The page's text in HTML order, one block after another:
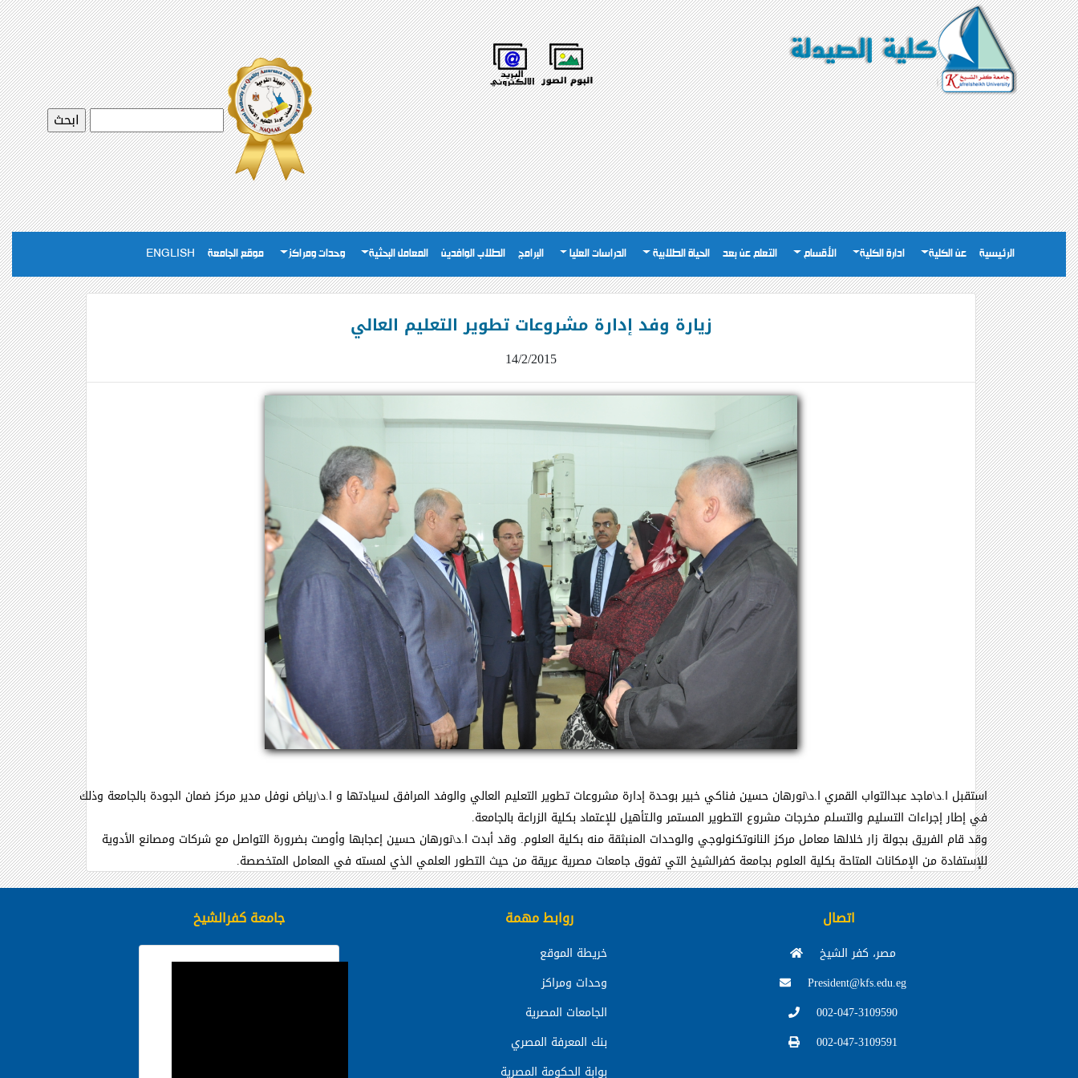
الرئيسية عن الكلية ادارة الكلية الأقسام التعلم عن بعد الحياة الطلابية الدراسات العليا البرامج الطلاب الوافدين المعامل البحثية وحدات ومراكز موقع الجامعة ENGLISH
زيارة وفد إدارة مشروعات تطوير التعليم العالي
14/2/2015
استقبل ا.د\ماجد عبدالتواب القمري ا.د\نورهان حسين فناكي خبير بوحدة إدارة مشروعات تطوير التعليم العالي والوفد المرافق لسيادتها و ا.د\رياض نوفل مدير مركز ضمان الجودة بالجامعة وذلك
في إطار إجراءات التسليم والتسلم مخرجات مشروع التطوير المستمر والـتأهيل للإعتماد بكلية الزراعة بالجامعة.
وقد قام الفريق بجولة زار خلالها معامل مركز النانوتكنولوجي والوحدات المنبثقة منه بكلية العلوم. وقد أبدت ا.د\نورهان حسين إعجابها وأوصت بضرورة التواصل مع شركات ومصانع الأدوية
للإستفادة من الإمكانات المتاحة بكلية العلوم بجامعة كفرالشيخ التي تفوق جامعات مصرية عريقة من حيث التطور العلمي الذي لمسته في المعامل المتخصصة.
جامعة كفرالشيخ روابط مهمة
خريطة الموقع
وحدات ومراكز
الجامعات المصرية
بنك المعرفة المصري
بوابة الحكومة المصرية
اتصال
مصر، كفر الشيخ
President@kfs.edu.eg
002-047-3109590
002-047-3109591